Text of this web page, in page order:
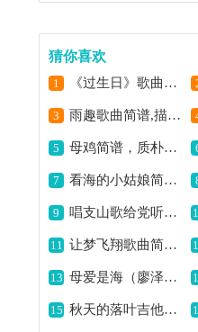
猜你喜欢
1 《过生日》歌曲简谱,欢快生日曲的呈现
3 雨趣歌曲简谱,描绘雨中别样情趣
5 母鸡简谱，质朴有趣的歌,
7 看海的小姑娘简谱,描绘纯真看海之情
9 唱支山歌给党听简谱,深情赞歌献给党
11 让梦飞翔歌曲简谱,展现追逐梦想之意
13 母爱是海（廖泽川词 鲁颂曲）歌曲简谱,歌颂深沉母爱
15 秋天的落叶吉他谱六线谱,描绘秋景之凄美